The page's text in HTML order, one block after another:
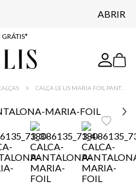
ABRIR
GRÁTIS*
O APP
CALÇA LE LIS MARIA FOIL PANTALONA JEANS FEMININA